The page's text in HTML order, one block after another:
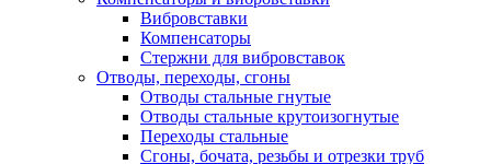
Вибровставки
Компенсаторы
Стержни для вибровставок
Отводы, переходы, сгоны
Отводы стальные гнутые
Отводы стальные крутоизогнутые
Переходы стальные
Сгоны, бочата, резьбы и отрезки труб